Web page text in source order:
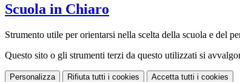
Scuola in Chiaro
Strumento utile per orientarsi nella scelta della scuola e del
Questo sito o gli strumenti terzi da questo utilizzati si
Personalizza Rifiuta tutti i cookies Accetta tutti i cookies